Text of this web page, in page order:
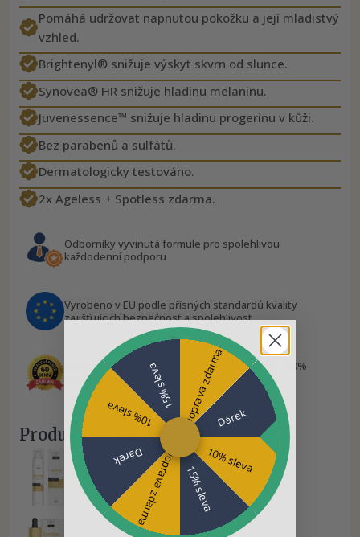
Pomáhá udržovat napnutou pokožku a její mladistvý
vzhled.
Brightenyl® snižuje výskyt skvrn od slunce.
Synovea® HR snižuje hladinu melaninu.
Juvenessence™ snižuje hladinu progerinu v kůži.
Bez parabenů a sulfátů.
Dermatologicky testováno.
2x Ageless + Spotless zdarma.
Odborníky vyvinutá formule pro spolehlivou
každodenní podporu
Vyrobeno v EU podle přísných standardů kvality
zajišťujících bezpečnost a spolehlivost
Na každou objednávku se vztahuje 60denní 100%
záruka spokojenosti
Produkty v balení:
2× Ageless
Doprava zdarmaDárek
10% sleva
15% sleva
Doprava zdarma
Dárek
10% sleva
15% sleva